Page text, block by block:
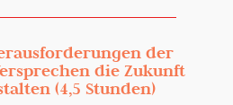
der
die Zukunft
(4,5 Stunden)​